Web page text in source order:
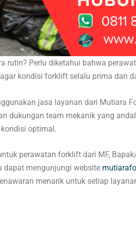
Perlu diketahui bahwa
kondisi forklift selalu prima dan
jasa layanan dari Mutiara
dukungan team mekanik yang
optimal.
perawatan forklift dari MF,
dapat mengunjungi website
menarik untuk setiap